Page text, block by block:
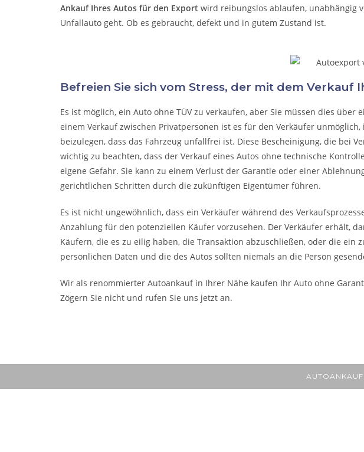
Ankauf Ihres Autos für den Export wird reibungslos ablaufen, unabhängig
Unfallauto geht. Ob es gebraucht, defekt und in gutem Zustand ist.
Befreien Sie sich vom Stress, der mit dem Verkauf
Es ist möglich, ein Auto ohne TÜV zu verkaufen, aber Sie müssen dies
einem Verkauf zwischen Privatpersonen ist es für den Verkäufer
beizulegen, dass das Fahrzeug unfallfrei ist. Diese Bescheinigung, die bei
wichtig zu beachten, dass der Verkauf eines Autos ohne technische
eigene Gefahr. Sie kann zu einem Verlust der Garantie oder einer
gerichtlichen Schritten durch die zukünftigen Eigentümer führen.
Es ist nicht ungewöhnlich, dass ein Verkäufer während des
Anzahlung für den potenziellen Käufer vorzusehen. Der Verkäufer erhält,
Käufern, die es zu eilig haben, die Transaktion abzuschließen, oder die ein
persönlichen Daten und die des Autos sollten niemals an die Person
Wir als renommierter Autoankauf in Ihrer Nähe kaufen Ihr Auto ohne
Zögern Sie nicht und rufen Sie uns jetzt an.